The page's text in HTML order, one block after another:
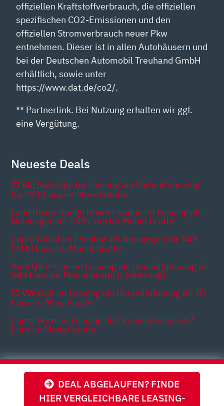
DEAL ABGELAUFEN? FINDE
HIER VERGLEICHBARE LEASING-
offiziellen Kraftstoffverbrauch, die offiziellen
spezifischen CO2-Emissionen und den
offiziellen Stromverbrauch neuer Pkw
entnehmen. Dieser ist in allen Autohäusern und
bei der Deutschen Automobil Treuhand GmbH
erhältlich, sowie unter
https://www.dat.de/co2/.
** Partnerlink. Bei Nutzung erhalten wir ggf.
eine Vergütung.
Neueste Deals
💥 Kia Sportage im Leasing als Vorlauffahrzeug
für 271 Euro im Monat brutto
Land Rover Range Rover Evoque im Leasing als
Neuwagen für 399 Euro im Monat brutto
Cupra Raval im Leasing als Neuwagen für 149
[316] Euro im Monat brutto
Audi Q4 e-tron im Leasing als Bestellfahrzeug für
549 Euro im Monat brutto [Eroberung]
💥 VW Golf im Leasing als Bestellfahrzeug für 87
Euro im Monat netto
Cupra Born im Leasing als Neuwagen für 342
Euro im Monat brutto